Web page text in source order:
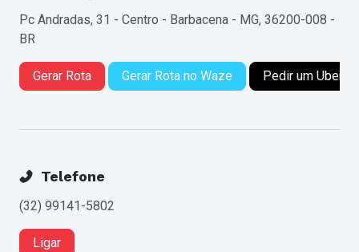
Pc Andradas, 31 - Centro - Barbacena - MG, 36200-008 -
BR
Gerar Rota Gerar Rota no Waze Pedir um Uber
Telefone
(32) 99141-5802
Ligar